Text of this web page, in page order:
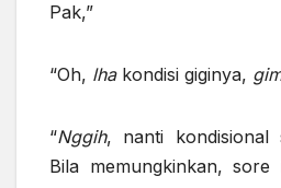
Pak,”
“Oh, lhakondisi giginya,
“Nggih, nanti kondisional
Bila memungkinkan,